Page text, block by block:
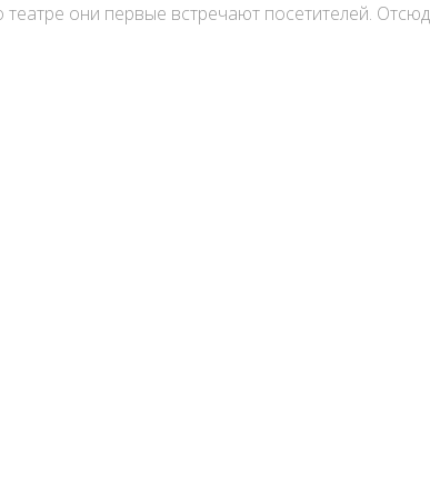
они первые встречают посетителей.